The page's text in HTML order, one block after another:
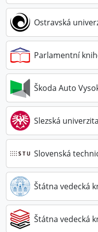
Ostravská
Parlamentní
Škoda Auto
Slezská
Slovenská
Štátna vedecká
Štátna vedecká